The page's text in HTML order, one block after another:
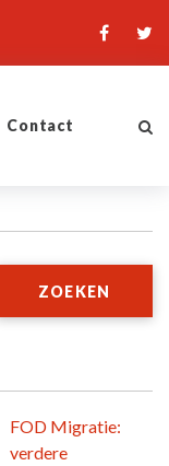
Contact
ZOEKEN
FOD Migratie:
verdere